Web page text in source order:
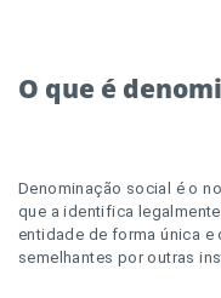
O que é
Denominação social é o
que a identifica
entidade de forma única
semelhantes por outras